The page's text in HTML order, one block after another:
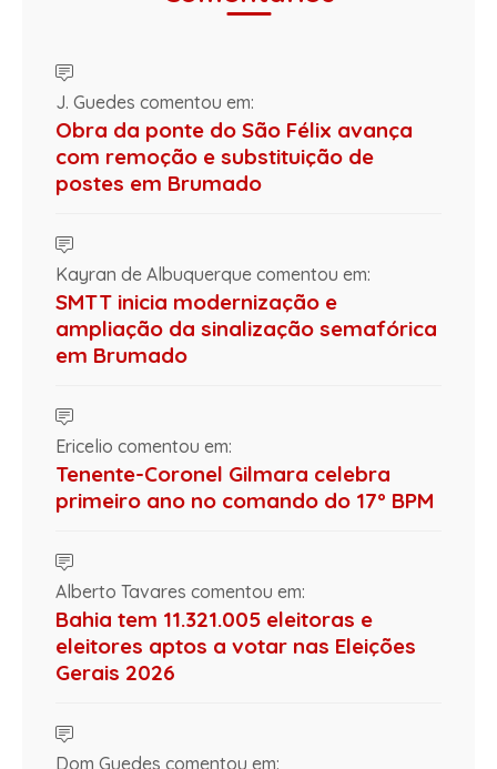
J. Guedes comentou em:
Obra da ponte do São Félix avança
com remoção e substituição de
postes em Brumado
Kayran de Albuquerque comentou em:
SMTT inicia modernização e
ampliação da sinalização semafórica
em Brumado
Ericelio comentou em:
Tenente-Coronel Gilmara celebra
primeiro ano no comando do 17º BPM
Alberto Tavares comentou em:
Bahia tem 11.321.005 eleitoras e
eleitores aptos a votar nas Eleições
Gerais 2026
Dom Guedes comentou em: